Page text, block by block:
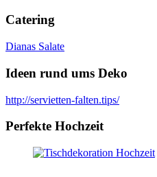
Catering
Dianas Salate
Ideen rund ums Deko
http://servietten-falten.tips/
Perfekte Hochzeit